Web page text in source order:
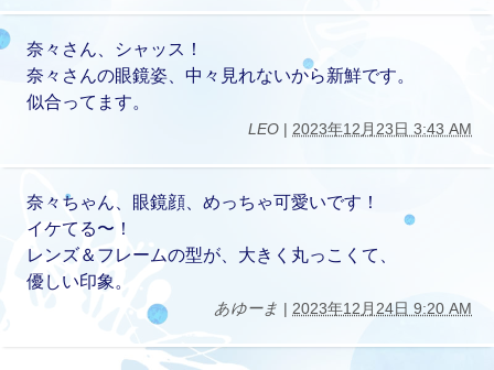
奈々さん、シャッス！
奈々さんの眼鏡姿、中々見れないから新鮮です。
似合ってます。
LEO | 2023年12月23日 3:43 AM
奈々ちゃん、眼鏡顔、めっちゃ可愛いです！
イケてる〜！
レンズ＆フレームの型が、大きく丸っこくて、
優しい印象。
あゆーま | 2023年12月24日 9:20 AM